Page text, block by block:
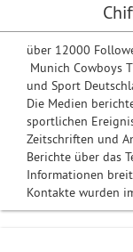
über 12000
Munich Cowboys
und Sport
Die Medien
sportlichen
Zeitschriften und
Berichte über das
Informationen
Kontakte wurden